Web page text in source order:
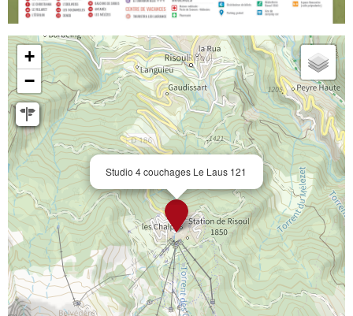
Studio 4 couchages Le Laus 121
+
−